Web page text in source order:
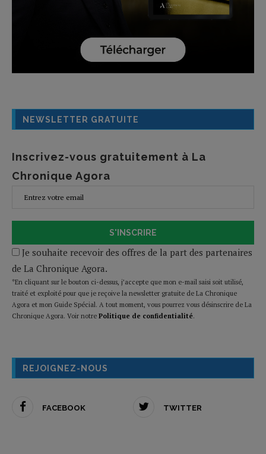
NEWSLETTER GRATUITE
Inscrivez-vous gratuitement à La
Chronique Agora
S'INSCRIRE
Je souhaite recevoir des offres de la part des partenaires
de La Chronique Agora.
*En cliquant sur le bouton ci-dessus, j’accepte que mon e-mail saisi soit utilisé,
traité et exploité pour que je reçoive la newsletter gratuite de La Chronique
Agora et mon Guide Spécial. A tout moment, vous pourrez vous désinscrire de La
Chronique Agora. Voir notre Politique de confidentialité.
REJOIGNEZ-NOUS
FACEBOOK TWITTER